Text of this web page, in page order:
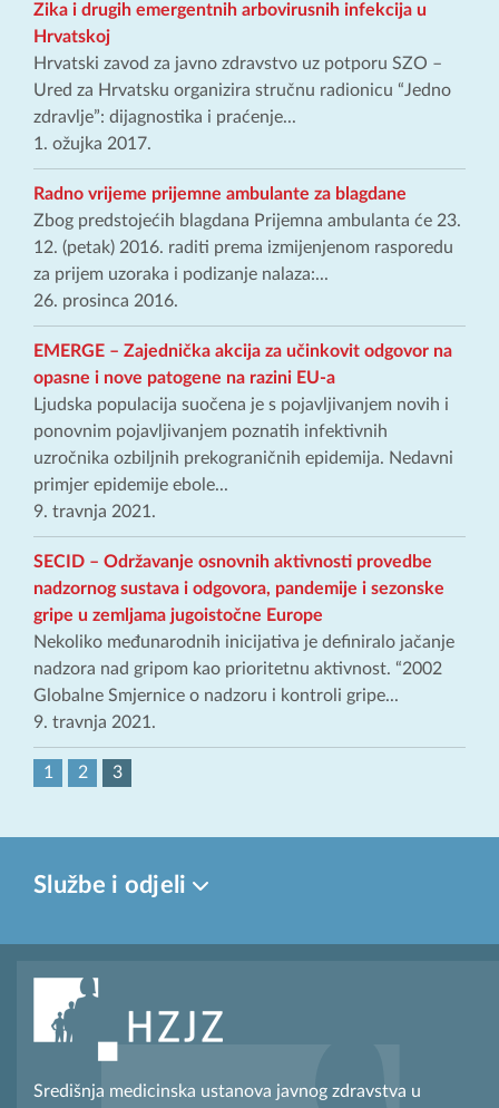
Zika i drugih emergentnih arbovirusnih infekcija u
Hrvatskoj
Hrvatski zavod za javno zdravstvo uz potporu SZO –
Ured za Hrvatsku organizira stručnu radionicu “Jedno
zdravlje”: dijagnostika i praćenje...
1. ožujka 2017.
Radno vrijeme prijemne ambulante za blagdane
Zbog predstojećih blagdana Prijemna ambulanta će 23.
12. (petak) 2016. raditi prema izmijenjenom rasporedu
za prijem uzoraka i podizanje nalaza:...
26. prosinca 2016.
EMERGE – Zajednička akcija za učinkovit odgovor na
opasne i nove patogene na razini EU-a
Ljudska populacija suočena je s pojavljivanjem novih i
ponovnim pojavljivanjem poznatih infektivnih
uzročnika ozbiljnih prekograničnih epidemija. Nedavni
primjer epidemije ebole...
9. travnja 2021.
SECID – Održavanje osnovnih aktivnosti provedbe
nadzornog sustava i odgovora, pandemije i sezonske
gripe u zemljama jugoistočne Europe
Nekoliko međunarodnih inicijativa je definiralo jačanje
nadzora nad gripom kao prioritetnu aktivnost. “2002
Globalne Smjernice o nadzoru i kontroli gripe...
9. travnja 2021.
1 2 3
Službe i odjeli
Središnja medicinska ustanova javnog zdravstva u